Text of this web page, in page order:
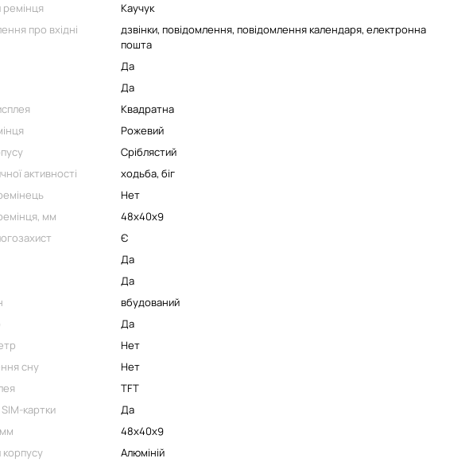
ремінця
Каучук
про вхідні
дзвінки, повідомлення, повідомлення календаря, електронна
пошта
Да
Да
Квадратна
Рожевий
Сріблястий
активності
ходьба, біг
Нет
мм
48х40х9
Є
Да
Да
вбудований
Да
Нет
сну
Нет
TFT
картки
Да
48х40х9
корпусу
Алюміній